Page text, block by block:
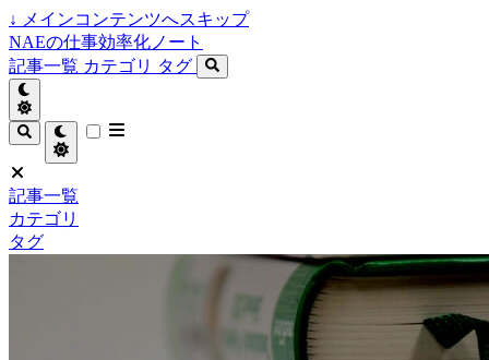
↓ メインコンテンツへスキップ
NAEの仕事効率化ノート
記事一覧 カテゴリ タグ
記事一覧
カテゴリ
タグ